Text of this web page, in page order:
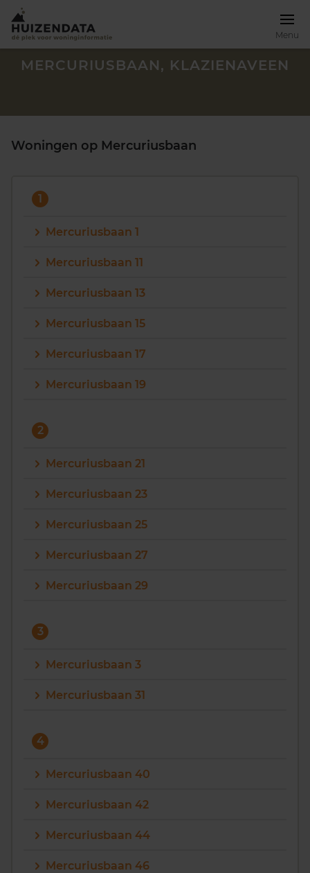
Menu
Maandag t/m vrijdag - 08:00 -18:00
MERCURIUSBAAN, KLAZIENAVEEN
Woningen op Mercuriusbaan
1
Mercuriusbaan 1
Mercuriusbaan 11
Mercuriusbaan 13
Mercuriusbaan 15
Mercuriusbaan 17
Mercuriusbaan 19
2
Mercuriusbaan 21
Mercuriusbaan 23
Mercuriusbaan 25
Mercuriusbaan 27
Mercuriusbaan 29
3
Mercuriusbaan 3
Mercuriusbaan 31
4
Mercuriusbaan 40
Mercuriusbaan 42
Mercuriusbaan 44
Mercuriusbaan 46